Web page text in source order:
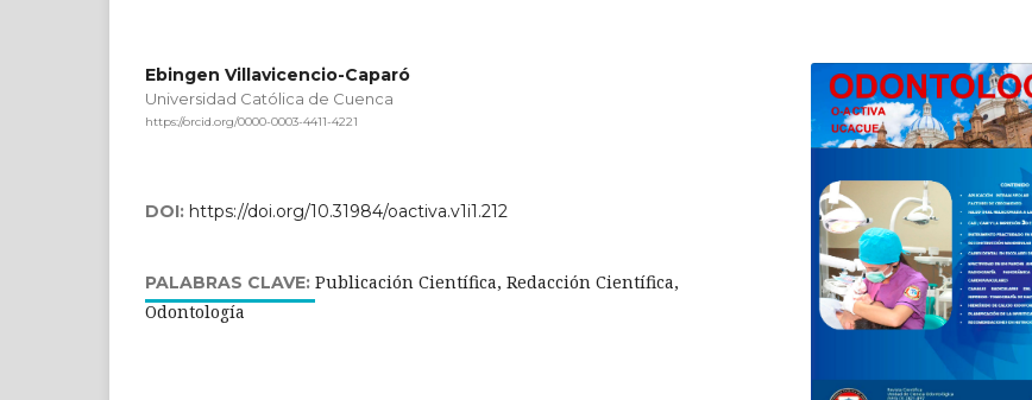
Ebingen Villavicencio-Caparó
Universidad Católica de Cuenca
https://orcid.org/0000-0003-4411-4221
DOI: https://doi.org/10.31984/oactiva.v1i1.212
PALABRAS CLAVE: Publicación Científica, Redacción Científica,
Odontología